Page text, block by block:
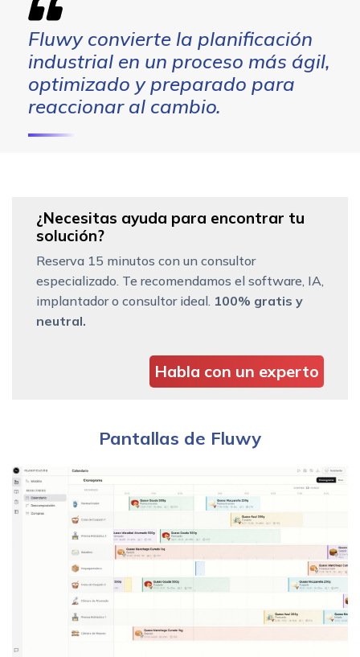
Fluwy convierte la planificación
industrial en un proceso más ágil,
optimizado y preparado para
reaccionar al cambio.
¿Necesitas ayuda para encontrar tu
solución?
Reserva 15 minutos con un consultor
especializado. Te recomendamos el software, IA,
implantador o consultor ideal. 100% gratis y
neutral.
Habla con un experto
Pantallas de Fluwy